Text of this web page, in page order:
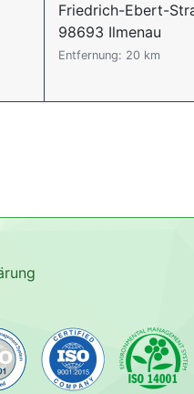
Friedrich-Ebert-
98693 Ilmenau
Entfernung: 20 km